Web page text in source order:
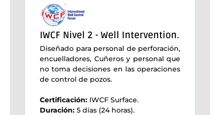
IWCF Nivel 2 - Well Intervention.
Diseñado para personal de perforación,
encuelladores, Cuñeros y personal que
no toma decisiones en las operaciones
de control de pozos.
Certificación: IWCF Surface.
Duración: 5 días (24 horas).